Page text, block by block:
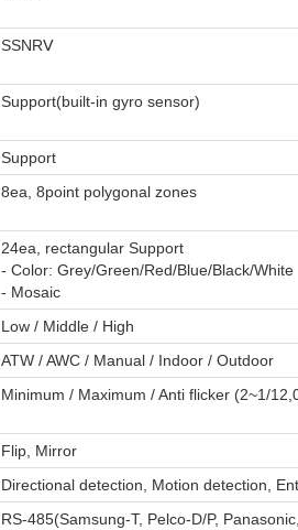
SSNRⅤ
Support(built-in gyro sensor)
Support
8ea, 8point polygonal zones
24ea, rectangular Support
- Color: Grey/Green/Red/Blue/Black/White
- Mosaic
Low / Middle / High
ATW / AWC / Manual / Indoor / Outdoor
Minimum / Maximum / Anti flicker (2~1/
Flip, Mirror
Directional detection, Motion detection,
RS-485(Samsung-T, Pelco-D/P,